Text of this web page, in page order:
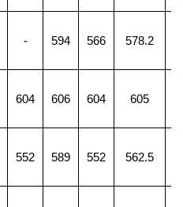
- 594 566 578.2
604 606 604 605
552 589 552 562.5